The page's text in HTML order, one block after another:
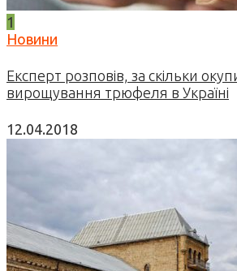
1
Новини
Експерт розповів, за скільки
вирощування трюфеля в Україні
12.04.2018